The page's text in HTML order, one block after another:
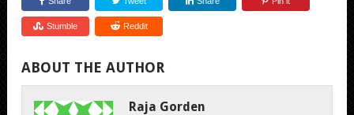
Stumble Reddit
ABOUT THE AUTHOR
Raja Gorden